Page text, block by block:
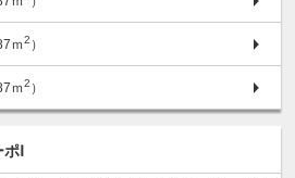
ｍ2 ）
ｍ2 ）
Ⅰ